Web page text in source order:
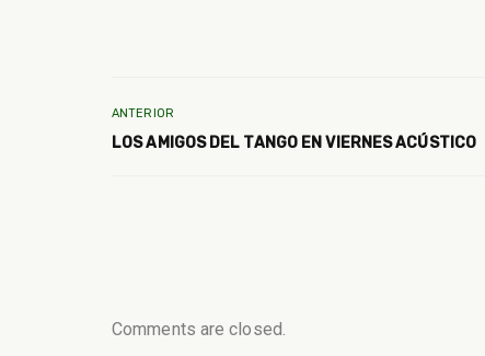
ANTERIOR
LOS AMIGOS DEL TANGO EN VIERNES ACÚSTICO
Comments are closed.